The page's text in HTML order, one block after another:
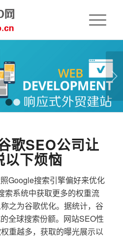
下一页
1 2
歌SEO公司让
以下烦恼
Google搜索引擎偏好来优化
索系统中获取更多的权重流
之为谷歌优化。据统计，谷
全球搜索份额。网站SEO性
重越多，获取的曝光展示以